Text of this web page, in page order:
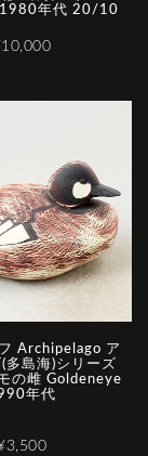
1980年代 20/10
Archipelago ア
多島海)シリーズ
の雌 Goldeneye
年代